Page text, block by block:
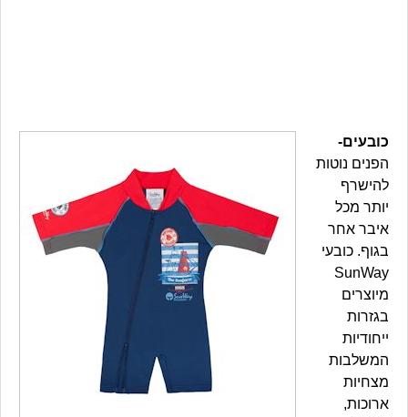
כובעים-
הפנים נוטות
להישרף
יותר מכל
איבר אחר
בגוף. כובעי
SunWay
מיוצרים
בגזרות
ייחודיות
המשלבות
מצחיות
ארוכות,